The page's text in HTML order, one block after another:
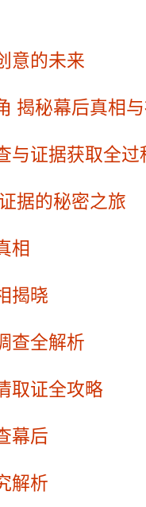
意的未来
揭秘幕后真相
与证据获取全过
据的秘密之旅
相
揭晓
查全解析
取证全攻略
幕后
解析